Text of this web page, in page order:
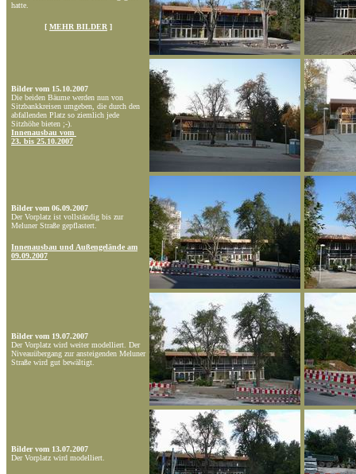
hatte.
[ MEHR BILDER ]
Bilder vom 15.10.2007
Die beiden Bäume werden nun von
Sitzbankkreisen umgeben, die durch den
abfallenden Platz so ziemlich jede
Sitzhöhe bieten ;-).
Innenausbau vom
23. bis 25.10.2007
Bilder vom 06.09.2007
Der Vorplatz ist vollständig bis zur
Meluner Straße gepflastert.
Innenausbau und Außengelände am
09.09.2007
Bilder vom 19.07.2007
Der Vorplatz wird weiter modelliert. Der
Niveauübergang zur ansteigenden Meluner
Straße wird gut bewältigt.
Bilder vom 13.07.2007
Der Vorplatz wird modelliert.